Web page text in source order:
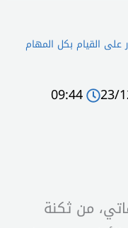
القيام بكل المهام
23/
09:44
من ثكنة